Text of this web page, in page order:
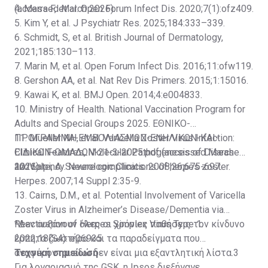
(accessed March 2026).
4. Marra F, et al. Open Forum Infect Dis. 2020;7(1):ofz409.
5. Kim Y, et al. J Psychiatr Res. 2025;184:333–339.
6. Schmidt, S, et al. British Journal of Dermatology,
2021;185:130–113.
7. Marin M, et al. Open Forum Infect Dis. 2016;11:ofw119.
8. Gershon AA, et al. Nat Rev Dis Primers. 2015;1:15016.
9. Kawai K, et al. BMJ Open. 2014;4:e004833.
10. Ministry of Health. National Vaccination Program for
Adults and Special Groups 2025. ΕΘΝΙΚΟ-
ΠΡΟΓΡΑΜΜΑ-ΕΜΒΟΛΙΑΣΜΩΝ-ΕΝΗΛΙΚΩΝ-ΚΑΙ-
ΕΙΔΙΚΩΝ-ΟΜΑΔΩΝ-21-3-2025.pdf(accessed March
2026).
11. Mueller NH, et al. Varicella Zoster Virus Infection:
Clinical Features, Molecular Pathogenesis of Disease
and Latency. Neurologic Clinics. 2008;26;675-697.
12. Volpi, A. Severe complications of herpes zoster.
Herpes. 2007;14 Suppl 2:35-9.
13. Cairns, D.M., et al. Potential Involvement of Varicella
Zoster Virus in Alzheimer’s Disease/Dementia via
Reactivation of Herpes Simplex Virus Type 1.
2022;18(S4): e06935.
*Δεν αυξάνουν όλες οι χρόνιες παθήσεις τον κίνδυνο
έρπητα ζωστήρα και τα παραδείγματα που
αναφέρονται εδώ δεν είναι μια εξαντλητική λίστα.3
Τεχνική σημείωση